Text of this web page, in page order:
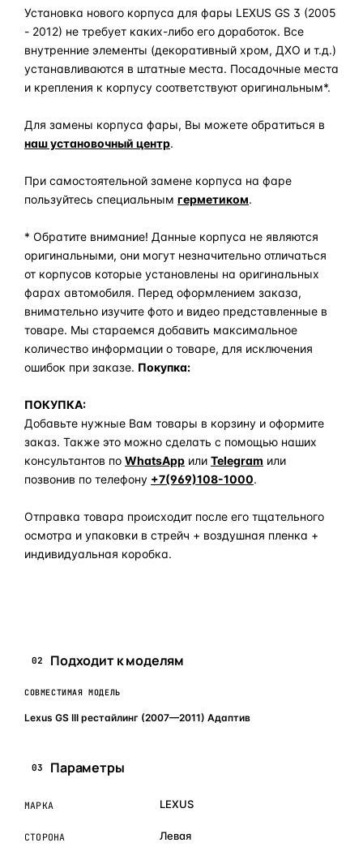
Установка нового корпуса для фары LEXUS GS 3 (2005
- 2012) не требует каких-либо его доработок. Все
внутренние элементы (декоративный хром, ДХО и т.д.)
устанавливаются в штатные места. Посадочные места
и крепления к корпусу соответствуют оригинальным*.
Для замены корпуса фары, Вы можете обратиться в
наш установочный центр.
При самостоятельной замене корпуса на фаре
пользуйтесь специальным герметиком.
* Обратите внимание! Данные корпуса не являются
оригинальными, они могут незначительно отличаться
от корпусов которые установлены на оригинальных
фарах автомобиля. Перед оформлением заказа,
внимательно изучите фото и видео представленные в
товаре. Мы стараемся добавить максимальное
количество информации о товаре, для исключения
ошибок при заказе. Покупка:
ПОКУПКА:
Добавьте нужные Вам товары в корзину и оформите
заказ. Также это можно сделать с помощью наших
консультантов по WhatsApp или Telegram или
позвонив по телефону +7(969)108-1000.
Отправка товара происходит после его тщательного
осмотра и упаковки в стрейч + воздушная пленка +
индивидуальная коробка.
02 Подходит к моделям
СОВМЕСТИМАЯ МОДЕЛЬ
Lexus GS III рестайлинг (2007—2011) Адаптив
03 Параметры
МАРКА LEXUS
СТОРОНА Левая